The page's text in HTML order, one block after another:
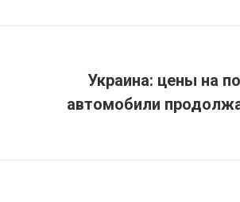
Следующая
Украина: цены на
автомобили